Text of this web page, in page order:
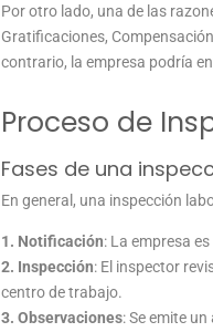
Por otro lado, una de las
Gratificaciones,
contrario, la empresa podría
Proceso de
Fases de una
En general, una inspección
1. Notificación: La empresa
2. Inspección: El inspector
centro de trabajo.
3. Observaciones: Se emite